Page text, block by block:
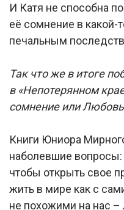
И Катя не способна
её сомнение в какой-
печальным
Так что же в итоге
в «Непотерянном
сомнение или
Книги Юниора
наболевшие вопросы:
чтобы открыть свое
жить в мире как с
не похожими на нас